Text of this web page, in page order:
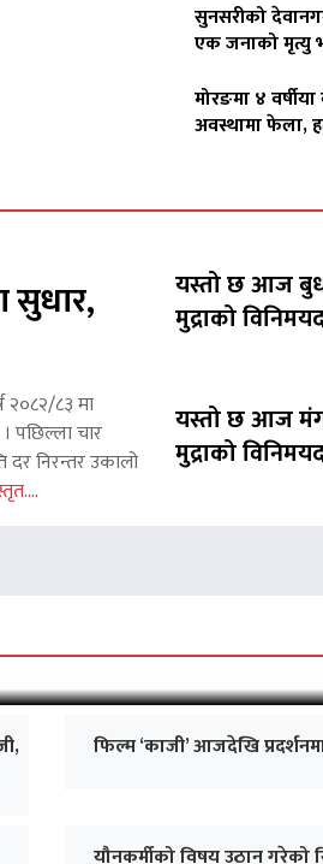
सुनसरीको
एक जनाको मृत्यु
मोरङमा ४
अवस्थामा फेला,
सुधार,
२०८२/८३ मा
पछिल्ला चार
दर निरन्तर उकालो
यस्तो छ आज
मुद्राको
यस्तो छ आज
मुद्राको
प्रदर्शनको ५१औँ
फिल्म ‘काजी’ आजदेखि